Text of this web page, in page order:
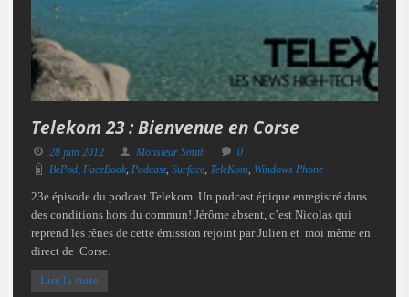
Telekom 23 : Bienvenue en Corse
28 juin 2012 Monsieur Smith
0
BePod, FaceBook, Podcast, Surface, TeleKom, Windows Phone
23e épisode du podcast Telekom. Un podcast épique enregistré dans
des conditions hors du commun! Jérôme absent, c’est Nicolas qui
reprend les rênes de cette émission rejoint par Julien et moi même en
direct de Corse.
Lire la suite